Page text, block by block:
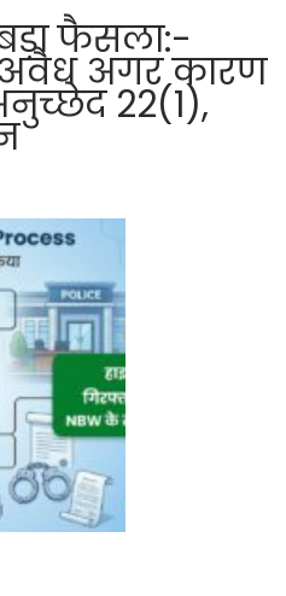
बड़ा फैसला:-
अवैध अगर कारण
22(1),